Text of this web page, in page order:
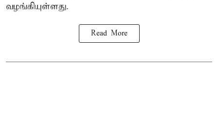
வழங்கியுள்ளது.
Read More